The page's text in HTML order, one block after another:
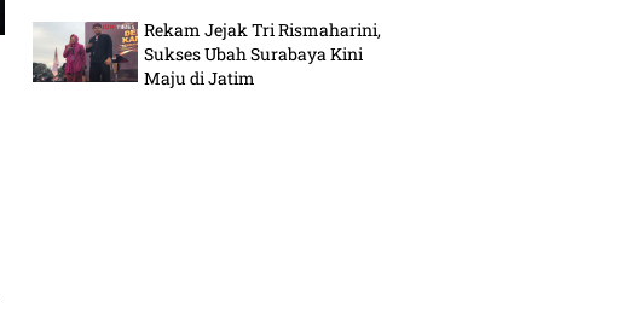
Rekam Jejak Tri Rismaharini,
Sukses Ubah Surabaya Kini
Maju di Jatim